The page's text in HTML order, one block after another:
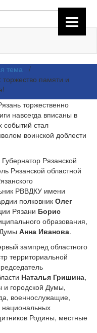
тема /
торжество памяти и
торжественно
навсегда вписаны в
стал
воинской доблести
Рязанской
Рязанской областной
РВВДКУ имени
полковник Олег
Рязани Борис
образования,
Анна Иванова.
зампред областного
территориальной
Наталья Гришина,
и городской Думы,
военнослужащие,
Родины, местные